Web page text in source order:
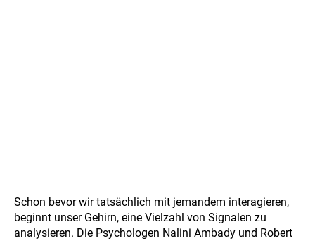
Schon bevor wir tatsächlich mit jemandem interagieren,
beginnt unser Gehirn, eine Vielzahl von Signalen zu
analysieren. Die Psychologen Nalini Ambady und Robert